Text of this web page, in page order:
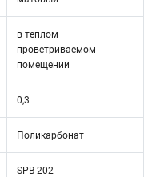
в теплом
проветриваемом
помещении
0,3
Поликарбонат
SPB-202